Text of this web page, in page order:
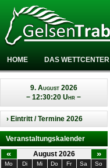
HOME DAS WETTCENTER
9. August 2026
− 12:30:20 Uhr −
› Eintritt / Termine 2026
Veranstaltungskalender
« August 2026 »
Mo Di Mi Do Fr Sa
So